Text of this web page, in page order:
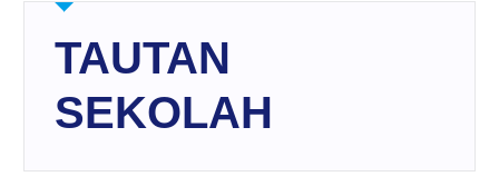
TAUTAN
SEKOLAH